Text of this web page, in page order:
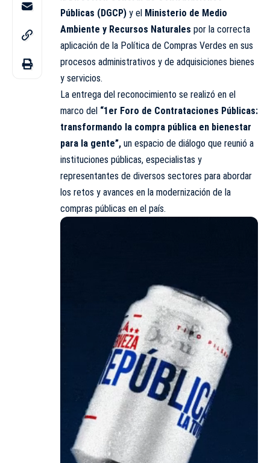
Públicas (DGCP) y el Ministerio de Medio
Ambiente y Recursos Naturales por la correcta
aplicación de la Política de Compras Verdes en sus
procesos administrativos y de adquisiciones bienes
y servicios.
La entrega del reconocimiento se realizó en el
marco del “1er Foro de Contrataciones Públicas:
transformando la compra pública en bienestar
para la gente”, un espacio de diálogo que reunió a
instituciones públicas, especialistas y
representantes de diversos sectores para abordar
los retos y avances en la modernización de la
compras públicas en el país.